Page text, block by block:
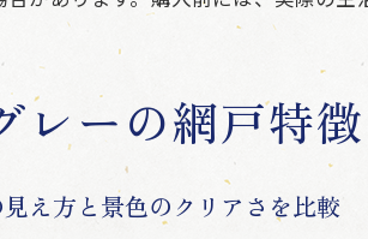
レーの網戸特
え方と景色のクリアさを比較